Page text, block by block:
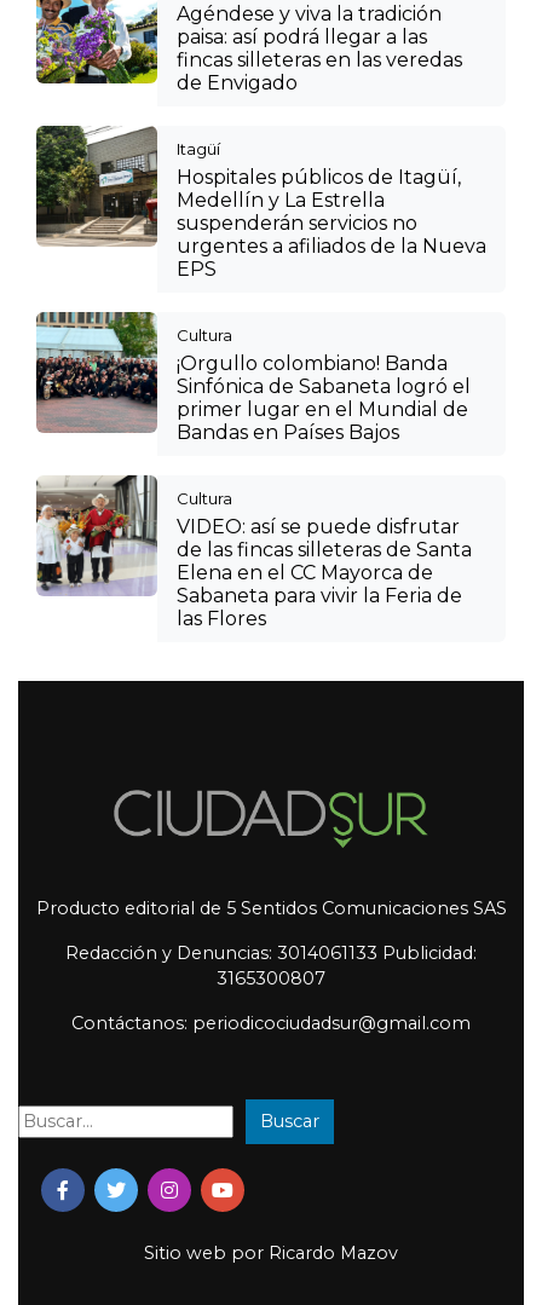
Agéndese y viva la tradición
paisa: así podrá llegar a las
fincas silleteras en las veredas
de Envigado
Itagüí
Hospitales públicos de Itagüí,
Medellín y La Estrella
suspenderán servicios no
urgentes a afiliados de la Nueva
EPS
Cultura
¡Orgullo colombiano! Banda
Sinfónica de Sabaneta logró el
primer lugar en el Mundial de
Bandas en Países Bajos
Cultura
VIDEO: así se puede disfrutar
de las fincas silleteras de Santa
Elena en el CC Mayorca de
Sabaneta para vivir la Feria de
las Flores
Producto editorial de 5 Sentidos Comunicaciones SAS
Redacción y Denuncias: 3014061133 Publicidad:
3165300807
Contáctanos: periodicociudadsur@gmail.com
Buscar: Buscar
Sitio web por Ricardo Mazov